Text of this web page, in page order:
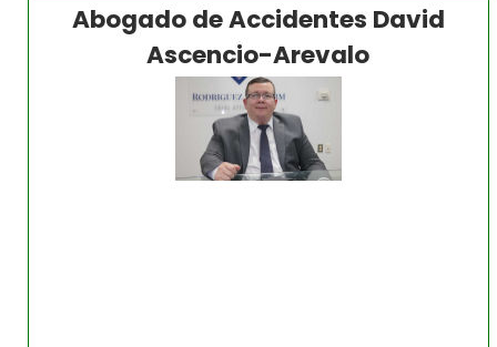
Abogado de Accidentes David
Ascencio-Arevalo